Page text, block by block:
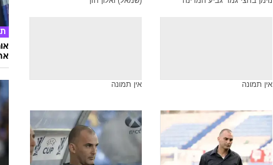
אין תמונה אין תמונה